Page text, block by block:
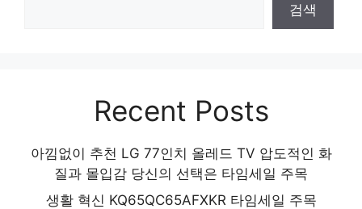
검색
Recent Posts
아낌없이 추천 LG 77인치 올레드 TV 압도적인 화
질과 몰입감 당신의 선택은 타임세일 주목
생활 혁신 KQ65QC65AFXKR 타임세일 주목